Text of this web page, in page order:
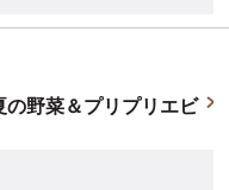
野菜＆プリプリエビ